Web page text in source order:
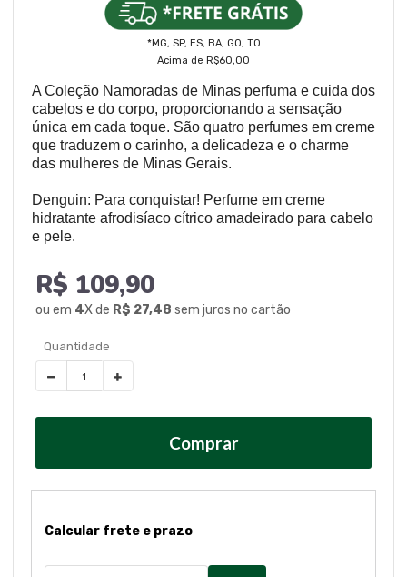
*MG, SP, ES, BA, GO, TO
Acima de R$60,00
A Coleção Namoradas de Minas perfuma e cuida dos
cabelos e do corpo, proporcionando a sensação
única em cada toque. São quatro perfumes em creme
que traduzem o carinho, a delicadeza e o charme
das mulheres de Minas Gerais.
Denguin: Para conquistar! Perfume em creme
hidratante afrodisíaco cítrico amadeirado para cabelo
e pele.
R$ 109,90
ou em 4X de R$ 27,48 sem juros no cartão
Comprar
Calcular frete e prazo